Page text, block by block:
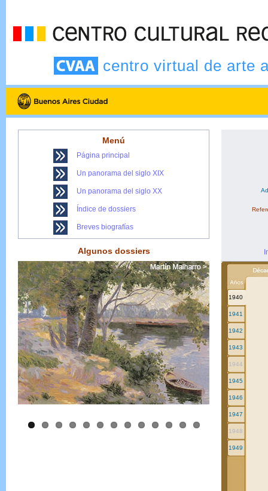
centro virtual de arte
Menú
Página principal
Un panorama del siglo XIX
Un panorama del siglo XX
Índice de dossiers
Breves biografías
Algunos dossiers
1940
1941
1942
1943
1944
1945
1946
1947
1948
1949